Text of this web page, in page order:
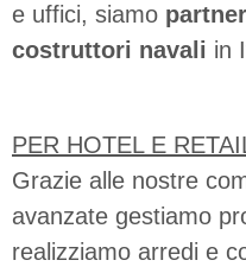
e uffici, siamo
costruttori navali in
PER HOTEL E
Grazie alle nostre
avanzate gestiamo
realizziamo arredi e